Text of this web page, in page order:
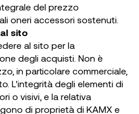
del prezzo
oneri accessori sostenuti.
sito
al sito per la
degli acquisti. Non è
in particolare commerciale,
L'integrità degli elementi di
o visivi, e la relativa
di proprietà di KAMX e